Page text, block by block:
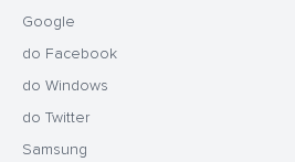
Google
do Facebook
do Windows
do Twitter
Samsung